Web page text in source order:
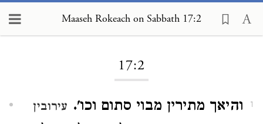
Maaseh Rokeach on Sabbath 17:2
17:2
1 והיאך מתירין מבוי סתום וכו'. עירובין